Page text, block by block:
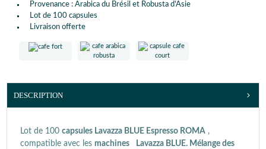
Provenance : Arabica du Brésil et Robusta d'Asie
Lot de 100 capsules
Livraison offerte
DESCRIPTION
Lot de 100 capsules Lavazza BLUE Espresso ROMA ,
compatible avec les machines
Lavazza BLUE. Mélange des